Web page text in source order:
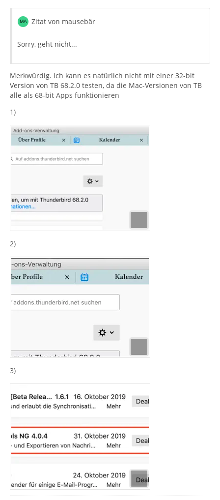
Zitat von mausebär
Sorry, geht nicht...
Merkwürdig. Ich kann es natürlich nicht mit einer 32-bit
Version von TB 68.2.0 testen, da die Mac-Versionen von TB
alle als 68-bit Apps funktionieren
1)
2)
3)